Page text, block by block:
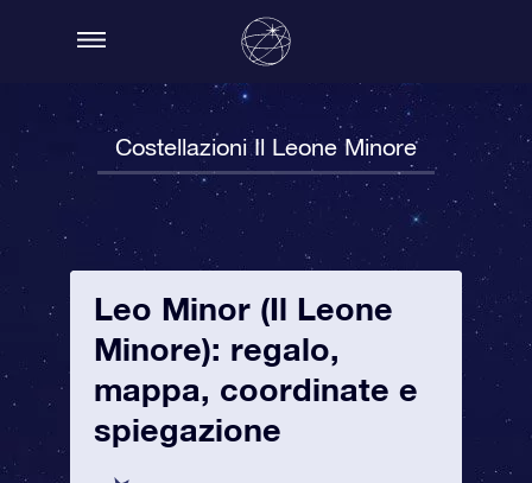
Costellazioni Il Leone Minore
Leo Minor (Il Leone
Minore): regalo,
mappa, coordinate e
spiegazione